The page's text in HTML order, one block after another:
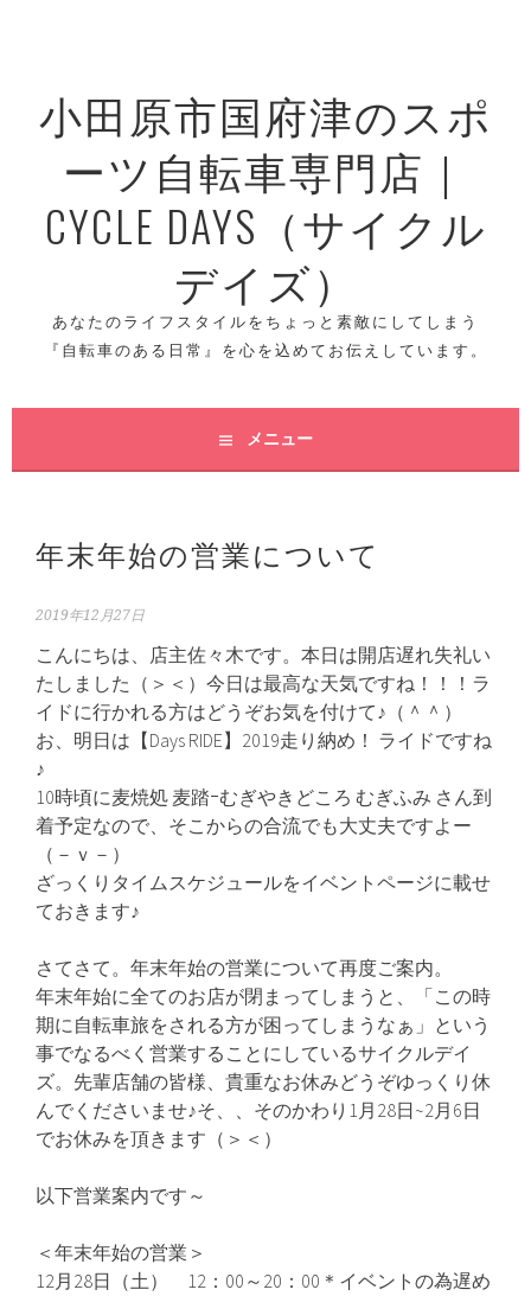
小田原市国府津のスポ
ーツ自転車専門店｜
CYCLE DAYS（サイクル
デイズ）
あなたのライフスタイルをちょっと素敵にしてしまう
『自転車のある日常』を心を込めてお伝えしています。
メニュー
年末年始の営業について
2019年12月27日
こんにちは、店主佐々木です。本日は開店遅れ失礼い
たしました（＞＜）今日は最高な天気ですね！！！ラ
イドに行かれる方はどうぞお気を付けて♪（＾＾）
お、明日は【Days RIDE】2019走り納め！ ライドですね
♪
10時頃に麦焼処 麦踏ｰむぎやきどころ むぎふみ さん到
着予定なので、そこからの合流でも大丈夫ですよー
（－ｖ－）
ざっくりタイムスケジュールをイベントページに載せ
ておきます♪
さてさて。年末年始の営業について再度ご案内。
年末年始に全てのお店が閉まってしまうと、「この時
期に自転車旅をされる方が困ってしまうなぁ」という
事でなるべく営業することにしているサイクルデイ
ズ。先輩店舗の皆様、貴重なお休みどうぞゆっくり休
んでくださいませ♪そ、、そのかわり1月28日~2月6日
でお休みを頂きます（＞＜）
以下営業案内です～
＜年末年始の営業＞
12月28日（土） 12：00～20：00＊イベントの為遅め